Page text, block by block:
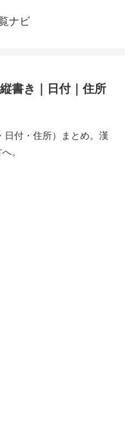
ナビ
書き｜日付｜住所
日付・住所）まとめ。漢
。